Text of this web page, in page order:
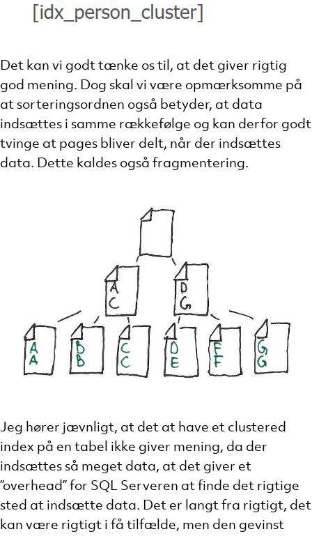
Det kan vi godt tænke os til, at det giver rigtig
god mening. Dog skal vi være opmærksomme på
at sorteringsordnen også betyder, at data
indsættes i samme rækkefølge og kan derfor godt
tvinge at pages bliver delt, når der indsættes
data. Dette kaldes også fragmentering.
Jeg hører jævnligt, at det at have et clustered
index på en tabel ikke giver mening, da der
indsættes så meget data, at det giver et
”overhead” for SQL Serveren at finde det rigtige
sted at indsætte data. Det er langt fra rigtigt, det
kan være rigtigt i få tilfælde, men den gevinst